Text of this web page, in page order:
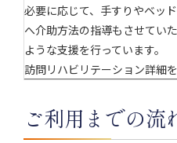
必要に応じて、手すりやベッ
へ介助方法の指導もさせてい
ような支援を行っています。
訪問リハビリテーション詳細
ご利用までの流